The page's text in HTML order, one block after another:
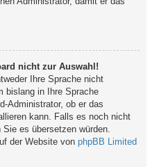
nicht zur Auswahl!
Ihre Sprache nicht
bislang in Ihre Sprache
Administrator, ob er das
kann. Falls es noch nicht
es übersetzen würden.
der Website von phpBB Limited